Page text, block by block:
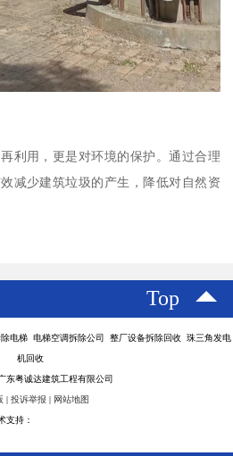
利用，更是对环境的保护。通过合理
减少建筑垃圾的产生，降低对自然资
Top
电梯 电梯空调拆除公司 整厂设备拆除回收 珠三角发电
机回收
东粤诚达建筑工程有限公司
| 投诉举报 | 网站地图
支持：